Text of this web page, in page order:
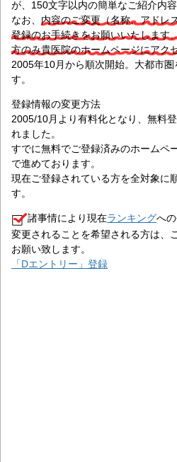
が、150文字以内の簡単なご紹介内
なお、 内容のご変更（名称、アドレ
登録のお手続きをお願いいたします
方のみ貴医院のホームページにアク
2005年10月から順次開始。大都市
す。
登録情報の変更方法
2005/10月より有料化となり、無料
れました。
すでに無料でご登録済みのホームペ
で進めております。
現在ご登録されている方を全対象に
す。
諸事情により現在ランキングへ
変更されることを希望される方は、
お願い致します。
「Dエントリー」登録